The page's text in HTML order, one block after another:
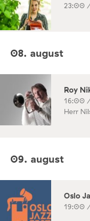
23:00
08. august
Roy
16:00
Herr
09. august
Oslo
19:00